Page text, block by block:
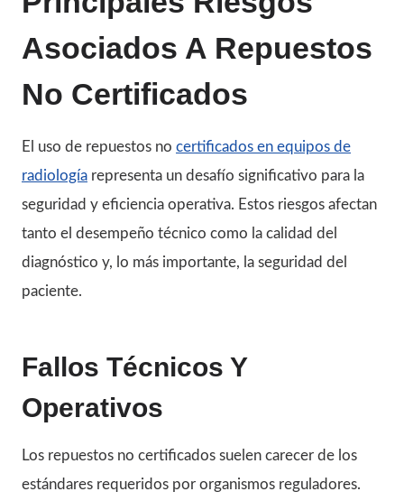
Asociados A Repuestos
No Certificados
El uso de repuestos no certificados en equipos de
radiología representa un desafío significativo para la
seguridad y eficiencia operativa. Estos riesgos afectan
tanto el desempeño técnico como la calidad del
diagnóstico y, lo más importante, la seguridad del
paciente.
Fallos Técnicos Y
Operativos
Los repuestos no certificados suelen carecer de los
estándares requeridos por organismos reguladores.